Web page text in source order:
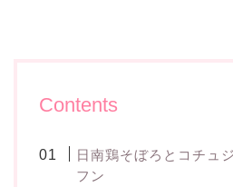
Contents
日南鶏そぼろとコチュ
フン